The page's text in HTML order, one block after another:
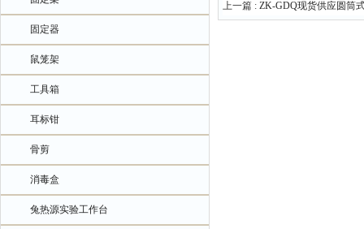
固定器
鼠笼架
工具箱
耳标钳
骨剪
消毒盒
兔热源实验工作台
上一篇 : ZK-GDQ现货供应圆筒